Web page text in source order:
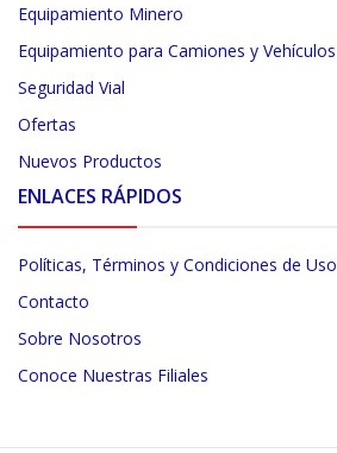
Equipamiento Minero
Equipamiento para Camiones y Vehículos
Seguridad Vial
Ofertas
Nuevos Productos
ENLACES RÁPIDOS
Políticas, Términos y Condiciones de Uso
Contacto
Sobre Nosotros
Conoce Nuestras Filiales